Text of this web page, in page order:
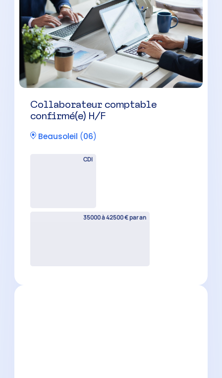
Collaborateur comptable
confirmé(e) H/F
Beausoleil (06)
35000 à 42500 € par an